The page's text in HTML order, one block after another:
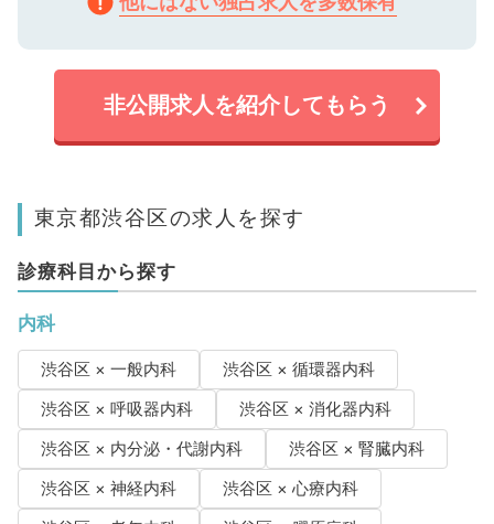
非公開求人を紹介してもらう
東京都渋谷区の求人を探す
診療科目から探す
内科
渋谷区 × 一般内科
渋谷区 × 循環器内科
渋谷区 × 呼吸器内科
渋谷区 × 消化器内科
渋谷区 × 内分泌・代謝内科
渋谷区 × 腎臓内科
渋谷区 × 神経内科
渋谷区 × 心療内科